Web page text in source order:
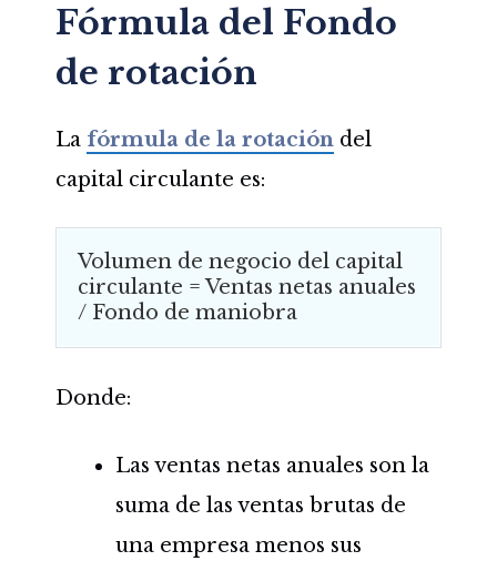
Fórmula del Fondo
de rotación
La fórmula de la rotacióndel
capital circulante es:
Volumen de negocio del capital
circulante = Ventas netas anuales
/ Fondo de maniobra
Donde:
Las ventas netas anuales son la
suma de las ventas brutas de
una empresa menos sus